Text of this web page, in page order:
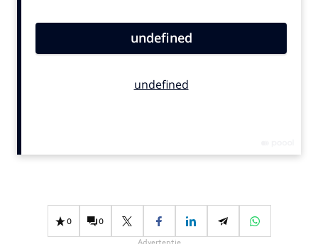
Carriere
Diversiteit
0 0
Advertentie